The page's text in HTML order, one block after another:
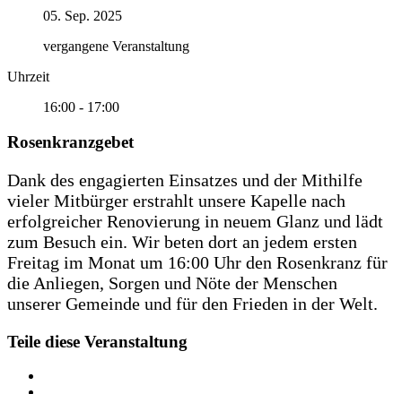
05. Sep. 2025
vergangene Veranstaltung
Uhrzeit
16:00 - 17:00
Rosenkranzgebet
Dank des engagierten Einsatzes und der Mithilfe
vieler Mitbürger erstrahlt unsere Kapelle nach
erfolgreicher Renovierung in neuem Glanz und lädt
zum Besuch ein. Wir beten dort an jedem ersten
Freitag im Monat um 16:00 Uhr den Rosenkranz für
die Anliegen, Sorgen und Nöte der Menschen
unserer Gemeinde und für den Frieden in der Welt.
Teile diese Veranstaltung